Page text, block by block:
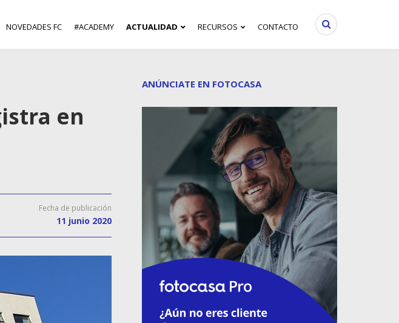
NOVEDADES FC #ACADEMY ACTUALIDAD RECURSOS CONTACTO
en
Fecha de publicación
11 junio 2020
ANÚNCIATE EN FOTOCASA